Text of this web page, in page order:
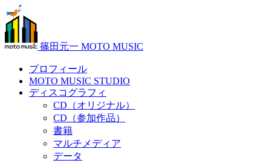
篠田元一 MOTO MUSIC
プロフィール
MOTO MUSIC STUDIO
ディスコグラフィ
CD（オリジナル）
CD（参加作品）
書籍
マルチメディア
データ